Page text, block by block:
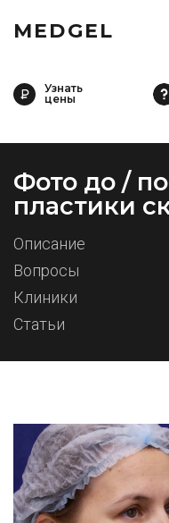
MEDGEL
Узнать
цены
Фото до /
пластики
Описание
Вопросы
Клиники
Статьи